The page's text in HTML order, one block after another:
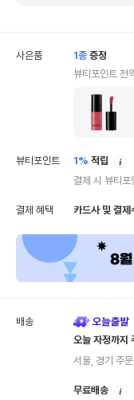
사은품 1종 증정
뷰티포인트 전
뷰티포인트 1% 적립
결제 시 뷰티포
결제 혜택 카드사 및 결제
배송
오늘 자정까지
서울, 경기 주문
무료배송